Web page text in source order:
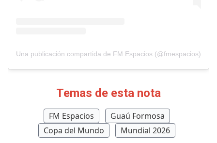
Una publicación compartida de FM Espacios (@fmespacios)
Temas de esta nota
FM Espacios
Guaú Formosa
Copa del Mundo
Mundial 2026